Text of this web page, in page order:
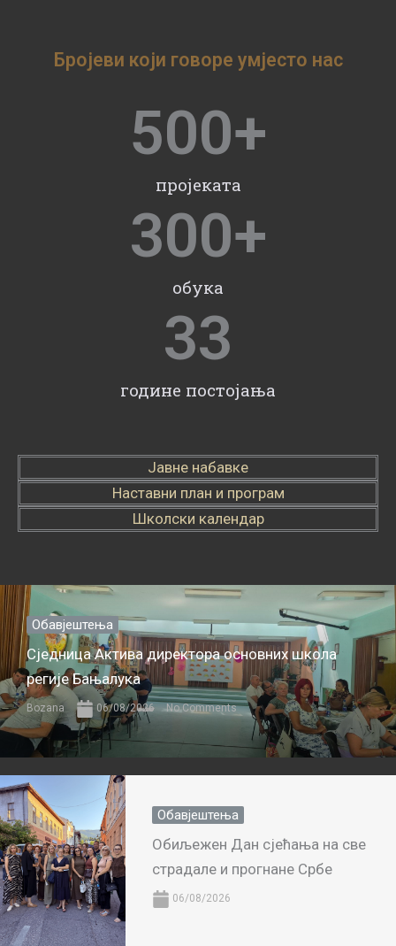
Бројеви који говоре умјесто нас
пројеката
500+
обука
300+
године постојања
33
Јавне набавке
Наставни план и програм
Школски календар
Обавјештења
Сједница Актива директора основних школа
регије Бањалука
Bozana 06/08/2026 No Comments
Обавјештења
Обиљежен Дан сјећања на све
страдале и прогнане Србе
06/08/2026